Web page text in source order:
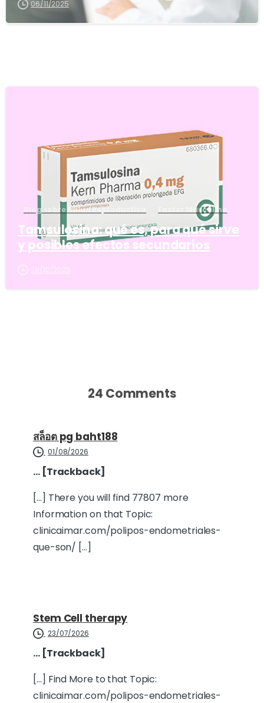
06/11/2025
Blog sobre Salud Reproductiva Factor Masculino
Tamsulosina: qué es, para qué sirve
y posibles efectos secundarios
28/10/2025
24 Comments
สล็อต pg baht188
01/08/2026
… [Trackback]
[…] There you will find 77807 more
Information on that Topic:
clinicaimar.com/polipos-endometriales-
que-son/ […]
Stem Cell therapy
23/07/2026
… [Trackback]
[…] Find More to that Topic:
clinicaimar.com/polipos-endometriales-